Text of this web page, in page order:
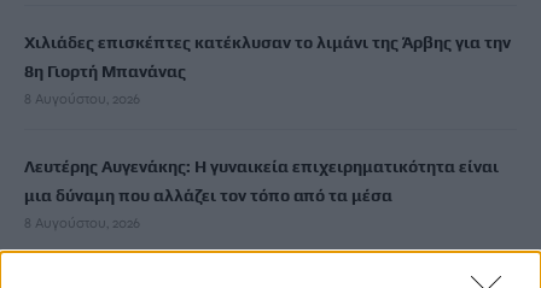
Χιλιάδες επισκέπτες κατέκλυσαν το λιμάνι της Άρβης για την
8η Γιορτή Μπανάνας
8 Αυγούστου, 2026
Λευτέρης Αυγενάκης: Η γυναικεία επιχειρηματικότητα είναι
μια δύναμη που αλλάζει τον τόπο από τα μέσα
8 Αυγούστου, 2026